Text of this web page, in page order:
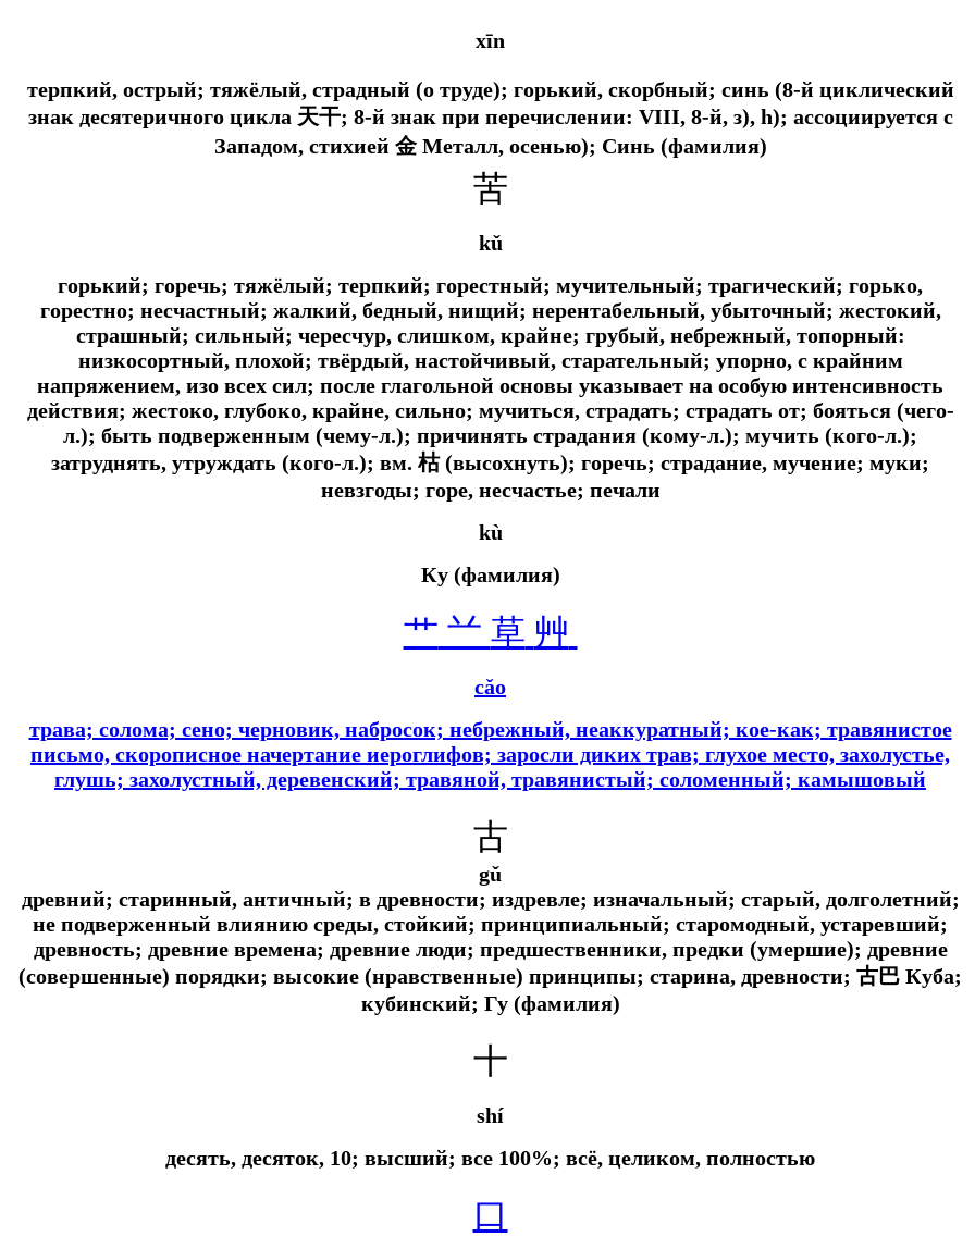
xīn
терпкий, острый; тяжёлый, страдный (о труде); горький, скорбный; синь (8-й циклический
знак десятеричного цикла 天干; 8-й знак при перечислении: VIII, 8-й, з), h); ассоциируется с
Западом, стихией 金 Металл, осенью); Синь (фамилия)
苦
kǔ
горький; горечь; тяжёлый; терпкий; горестный; мучительный; трагический; горько,
горестно; несчастный; жалкий, бедный, нищий; нерентабельный, убыточный; жестокий,
страшный; сильный; чересчур, слишком, крайне; грубый, небрежный, топорный:
низкосортный, плохой; твёрдый, настойчивый, старательный; упорно, с крайним
напряжением, изо всех сил; после глагольной основы указывает на особую интенсивность
действия; жестоко, глубоко, крайне, сильно; мучиться, страдать; страдать от; бояться (чего-
л.); быть подверженным (чему-л.); причинять страдания (кому-л.); мучить (кого-л.);
затруднять, утруждать (кого-л.); вм. 枯 (высохнуть); горечь; страдание, мучение; муки;
невзгоды; горе, несчастье; печали
kù
Ку (фамилия)
艹 䒑 草 艸
cǎo
трава; солома; сено; черновик, набросок; небрежный, неаккуратный; кое-как; травянистое
письмо, скорописное начертание иероглифов; заросли диких трав; глухое место, захолустье,
глушь; захолустный, деревенский; травяной, травянистый; соломенный; камышовый
古
gǔ
древний; старинный, античный; в древности; издревле; изначальный; старый, долголетний;
не подверженный влиянию среды, стойкий; принципиальный; старомодный, устаревший;
древность; древние времена; древние люди; предшественники, предки (умершие); древние
(совершенные) порядки; высокие (нравственные) принципы; старина, древности; 古巴 Куба;
кубинский; Гу (фамилия)
十
shí
десять, десяток, 10; высший; все 100%; всё, целиком, полностью
口